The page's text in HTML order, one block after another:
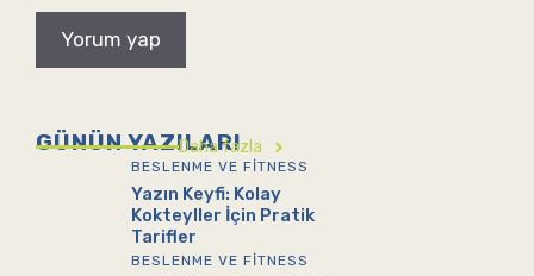
GÜNÜN YAZILARI
Daha fazla
BESLENME VE FITNESS
Yazın Keyfi: Kolay
Kokteyller İçin Pratik
Tarifler
BESLENME VE FITNESS